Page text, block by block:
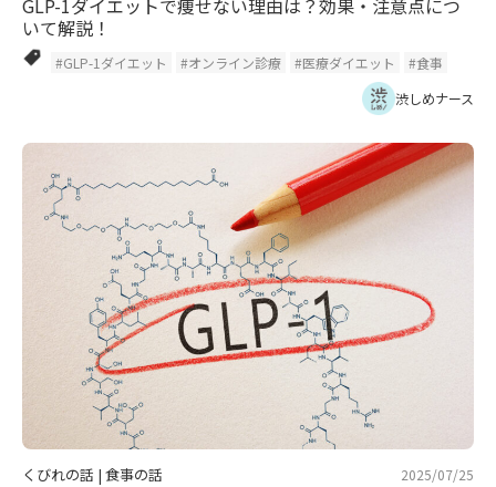
GLP-1ダイエットで痩せない理由は？効果・注意点につ
いて解説！
#GLP-1ダイエット #オンライン診療 #医療ダイエット
#食事
渋しめナース
くびれの話 | 食事の話 2025/07/25